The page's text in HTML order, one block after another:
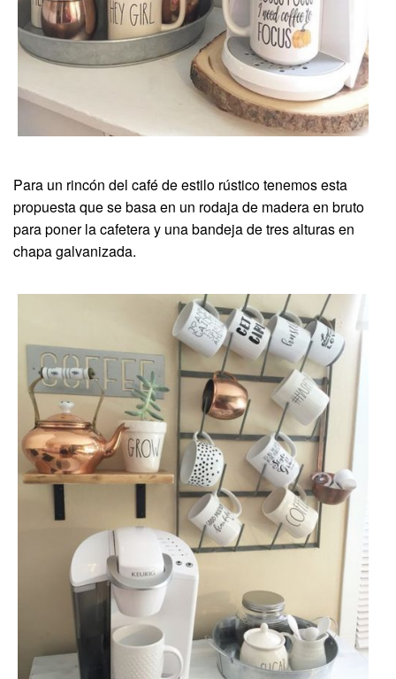
Para un rincón del café de estilo rústico tenemos esta
propuesta que se basa en un rodaja de madera en bruto
para poner la cafetera y una bandeja de tres alturas en
chapa galvanizada.